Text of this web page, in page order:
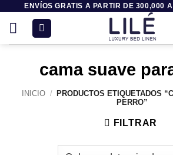
contenido
ENVÍOS GRATIS A PARTIR DE 300,000
cama suave
INICIO /
PRODUCTOS ETIQUETADOS
PERRO”
FILTRAR